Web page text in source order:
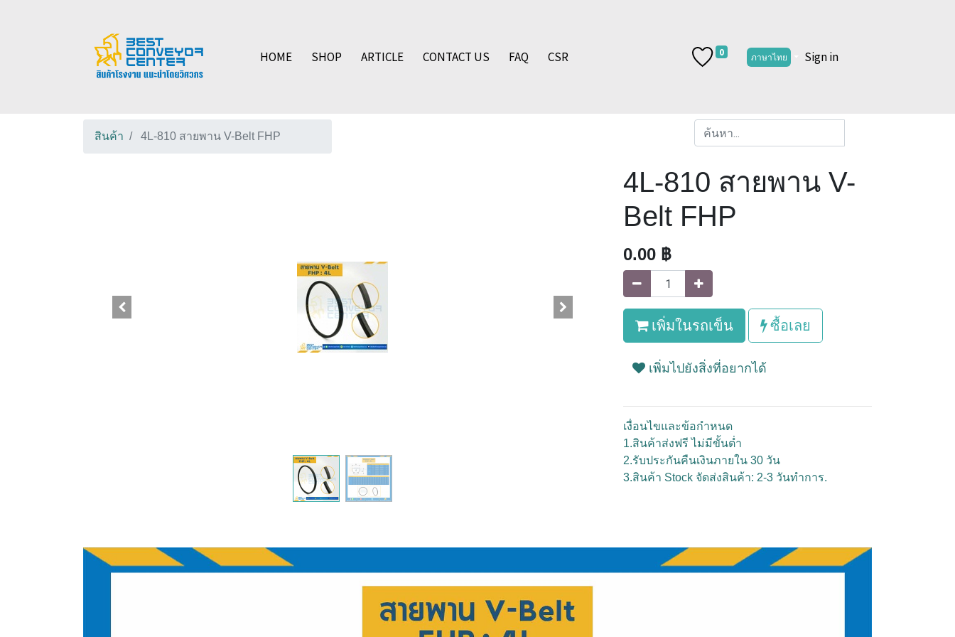
HOME SHOP ARTICLE CONTACT US FAQ CSR 0 ภาษาไทย Sign in
สินค้า 4L-810 สายพาน V-Belt FHP
4L-810 สายพาน V-
Belt FHP
0.00 ฿
เพิ่มในรถเข็น ซื้อเลย
เพิ่มไปยังสิ่งที่อยากได้
เงื่อนไขและข้อกำหนด
1.สินค้าส่งฟรี ไม่มีขั้นต่ำ
2.รับประกันคืนเงินภายใน 30 วัน
3.สินค้า Stock จัดส่งสินค้า: 2-3 วันทำการ.